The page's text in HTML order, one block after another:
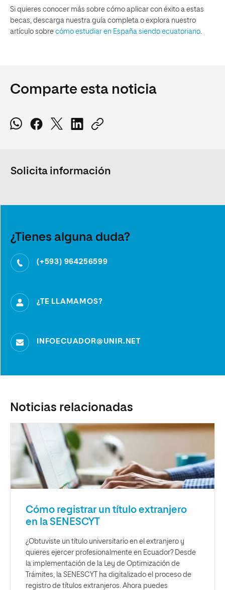
Si quieres conocer más sobre cómo aplicar con éxito a estas
becas, descarga nuestra guía completa o explora nuestro
artículo sobre cómo estudiar en España siendo ecuatoriano.
Comparte esta noticia
Solicita información
¿Tienes alguna duda?
(+593) 964256599
¿TE LLAMAMOS?
INFOECUADOR@UNIR.NET
Noticias relacionadas
Cómo registrar un título extranjero
en la SENESCYT
¿Obtuviste un título universitario en el extranjero y
quieres ejercer profesionalmente en Ecuador? Desde
la implementación de la Ley de Optimización de
Trámites, la SENESCYT ha digitalizado el proceso de
registro de títulos extranjeros. Ahora puedes